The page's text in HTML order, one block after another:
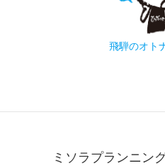
飛騨のオト
ミソラプランニン